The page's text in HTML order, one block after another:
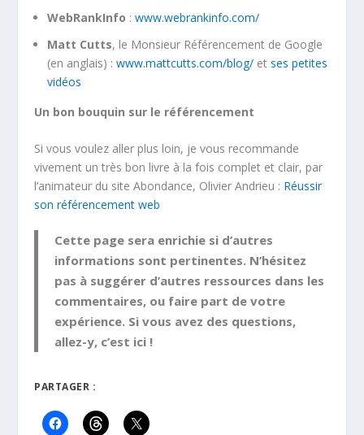
WebRankInfo :www.webrankinfo.com/
Matt Cutts, le Monsieur Référencement de Google
(en anglais) :www.mattcutts.com/blog/ etses petites
vidéos
Un bon bouquin sur le référencement
Si vous voulez aller plus loin, je vous recommande
vivement un très bon livre à la fois complet et clair, par
l’animateur du site Abondance, Olivier Andrieu : Réussir
son référencement web
Cette page sera enrichie si d’autres
informations sont pertinentes. N’hésitez
pas à suggérer d’autres ressources dans les
commentaires, ou faire part de votre
expérience. Si vous avez des questions,
allez-y, c’est ici !
PARTAGER :